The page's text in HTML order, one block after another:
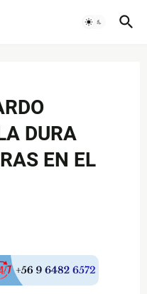
DURA
EN EL